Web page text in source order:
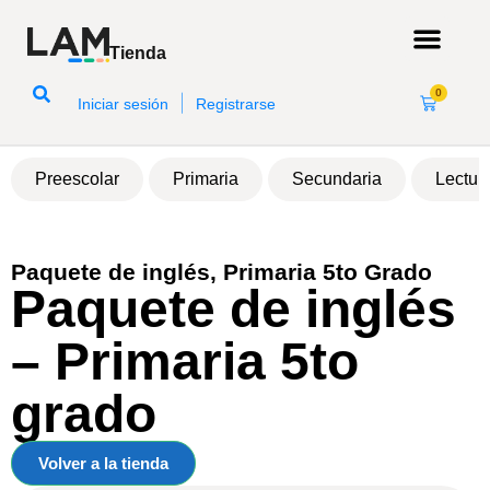
Tienda
Iniciar sesión Registrarse
0
Preescolar Primaria Secundaria
Paquete de inglés, Primaria 5to Grado
Paquete de inglés
– Primaria 5to
grado
Volver a la tienda